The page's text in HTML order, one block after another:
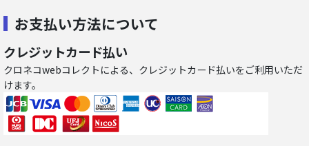
お支払い方法について
クレジットカード払い
クロネコwebコレクトによる、クレジットカード払いをご利用いただ
けます。